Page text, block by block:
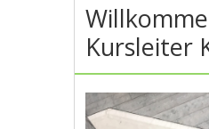
Kursleiter